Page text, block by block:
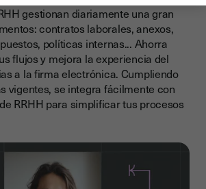
gestionan diariamente una gran
contratos laborales, anexos,
políticas internas... Ahorra
flujos y mejora la experiencia del
a la firma electrónica. Cumpliendo
vigentes, se integra fácilmente con
RRHH para simplificar tus procesos